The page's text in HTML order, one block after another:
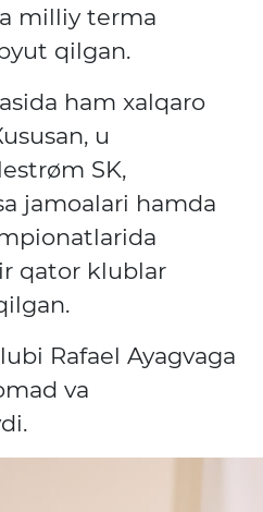
milliy terma
qilgan.
ham xalqaro
u
SK,
jamoalari hamda
qator klublar
Rafael Ayagvaga
va